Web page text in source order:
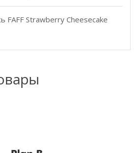
FAFF Strawberry Cheesecake